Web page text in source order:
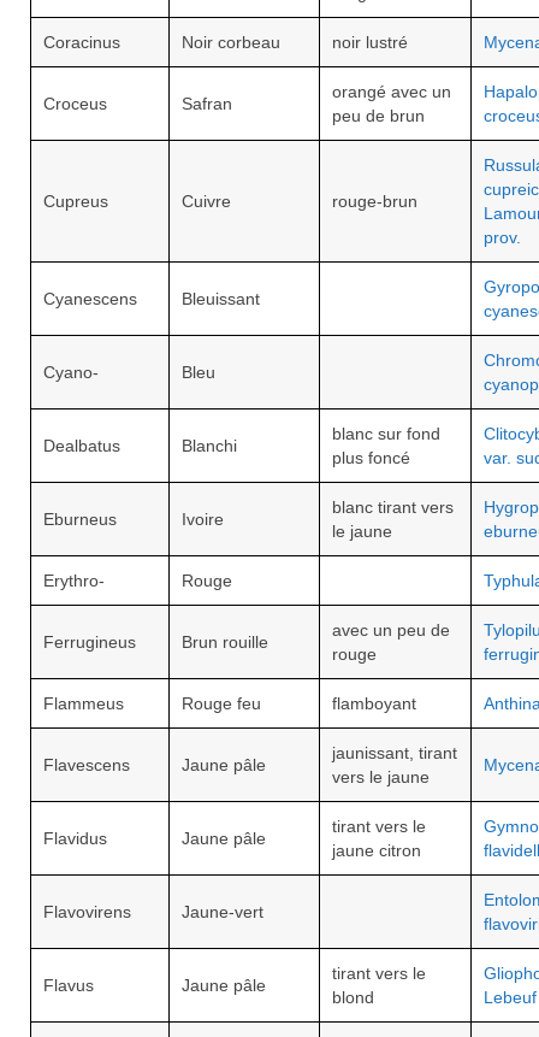
Coracinus Noir corbeau noir lustré
Croceus Safran
orangé avec un
peu de brun
Cupreus Cuivre rouge-brun
prov.
Cyanescens Bleuissant
Cyano- Bleu
Dealbatus Blanchi
blanc sur fond
plus foncé
var.
Eburneus Ivoire
blanc tirant vers
le jaune
Erythro- Rouge
Ferrugineus Brun rouille
avec un peu de
rouge
Flammeus Rouge feu flamboyant
Flavescens Jaune pâle
jaunissant, tirant
vers le jaune
Flavidus Jaune pâle
tirant vers le
jaune citron
Flavovirens Jaune-vert
Flavus Jaune pâle
tirant vers le
blond